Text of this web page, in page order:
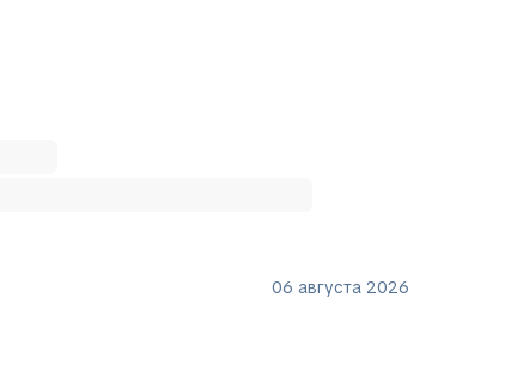
06 августа 2026